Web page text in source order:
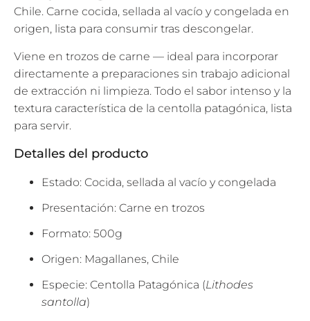
Chile. Carne cocida, sellada al vacío y congelada en
origen, lista para consumir tras descongelar.
Viene en trozos de carne — ideal para incorporar
directamente a preparaciones sin trabajo adicional
de extracción ni limpieza. Todo el sabor intenso y la
textura característica de la centolla patagónica, lista
para servir.
Detalles del producto
Estado: Cocida, sellada al vacío y congelada
Presentación: Carne en trozos
Formato: 500g
Origen: Magallanes, Chile
Especie: Centolla Patagónica (Lithodes
santolla)